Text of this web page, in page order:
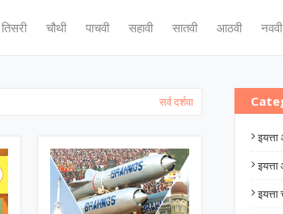
तिसरी चौथी पाचवी सहावी सातवी आठवी नववी
सर्व दर्शवा
इयत्ता